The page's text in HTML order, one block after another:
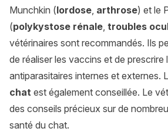
Munchkin (lordose, arthrose) et le
(polykystose rénale, troubles
vétérinaires sont recommandés. Ils
de réaliser les vaccins et de prescrire
antiparasitaires internes et externes.
chat est également conseillée. Le
des conseils précieux sur de
santé du chat.